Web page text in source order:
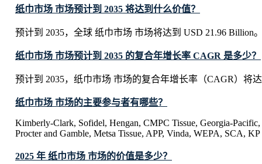
纸巾市场 市场预计到 2035 将达到什么价值？
预计到 2035，全球 纸巾市场 市场将达到 USD 21.96 Billion
纸巾市场 市场预计到 2035 的复合年增长率 CAGR 是多少？
预计到 2035，纸巾市场 市场的复合年增长率（CAGR）将
纸巾市场 市场的主要参与者有哪些？
Kimberly-Clark, Sofidel, Hengan, CMPC Tissue, Georgia-Pacific,
Procter and Gamble, Metsa Tissue, APP, Vinda, WEPA, SCA, KP
2025 年 纸巾市场 市场的价值是多少？